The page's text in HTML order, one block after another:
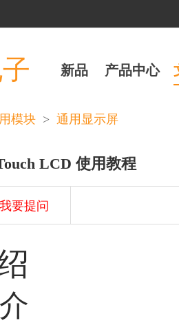
新品 产品中心
模块 > 通用显示屏
LCD 使用教程
我要提问